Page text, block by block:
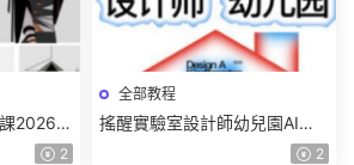
2026年
有課件】
2
全部教程
搖醒實驗室設計師幼兒園AI軟
件基礎課2025【畫質不錯有素
2